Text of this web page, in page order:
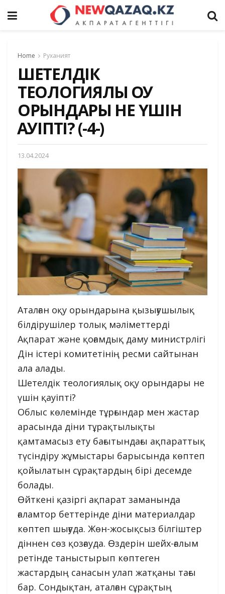
Home Руханият
ШЕТЕЛДІК
ТЕОЛОГИЯЛЫҚ ОҚУ
ОРЫНДАРЫ НЕ ҮШІН
ҚАУІПТІ? (-4-)
13.04.2024
Аталған оқу орындарына қызығушылық
білдірушілер толық мәліметтерді
Ақпарат және қоғамдық даму министрлігі
Дін істері комитетінің ресми сайтынан
ала алады.
Шетелдік теологиялық оқу орындары не
үшін қауіпті?
Облыс көлемінде тұрғындар мен жастар
арасында діни тұрақтылықты
қамтамасыз ету бағытындағы ақпараттық
түсіндіру жұмыстары барысында көптеп
қойылатын сұрақтардың бірі десемде
болады.
Өйткені қазіргі ақпарат заманында
ғаламтор беттерінде діни материалдар
көптеп шығуда. Жөн-жосықсыз білгіштер
діннен сөз қозғауда. Өздерін шейх-ғалым
ретінде таныстырып көптеген
жастардың санасын улап жатқаны тағы
бар. Сондықтан, аталған сұрақтың